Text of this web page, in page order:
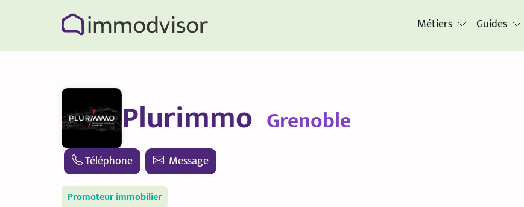
Métiers Guides
Plurimmo Grenoble
Téléphone Message
Promoteur immobilier